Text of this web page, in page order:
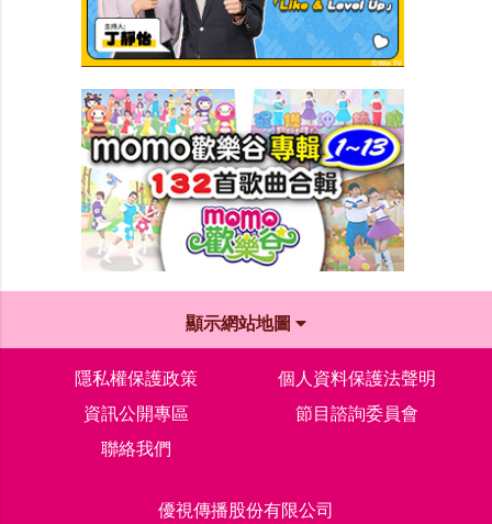
顯示網站地圖
隱私權保護政策
個人資料保護法聲明
資訊公開專區
節目諮詢委員會
聯絡我們
優視傳播股份有限公司